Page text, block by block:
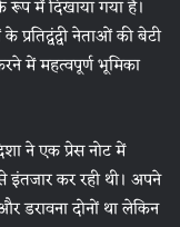
में दिखाया गया है।
नेताओं की बेटी
में महत्वपूर्ण भूमिका
ने एक प्रेस नोट में
इंतजार कर रही थी। अपने
डरावना दोनों था लेकिन